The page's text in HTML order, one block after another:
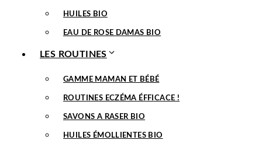
HUILES BIO
EAU DE ROSE DAMAS BIO
LES ROUTINES
GAMME MAMAN ET BÉBÉ
ROUTINES ECZÉMA ÉFFICACE !
SAVONS A RASER BIO
HUILES ÉMOLLIENTES BIO